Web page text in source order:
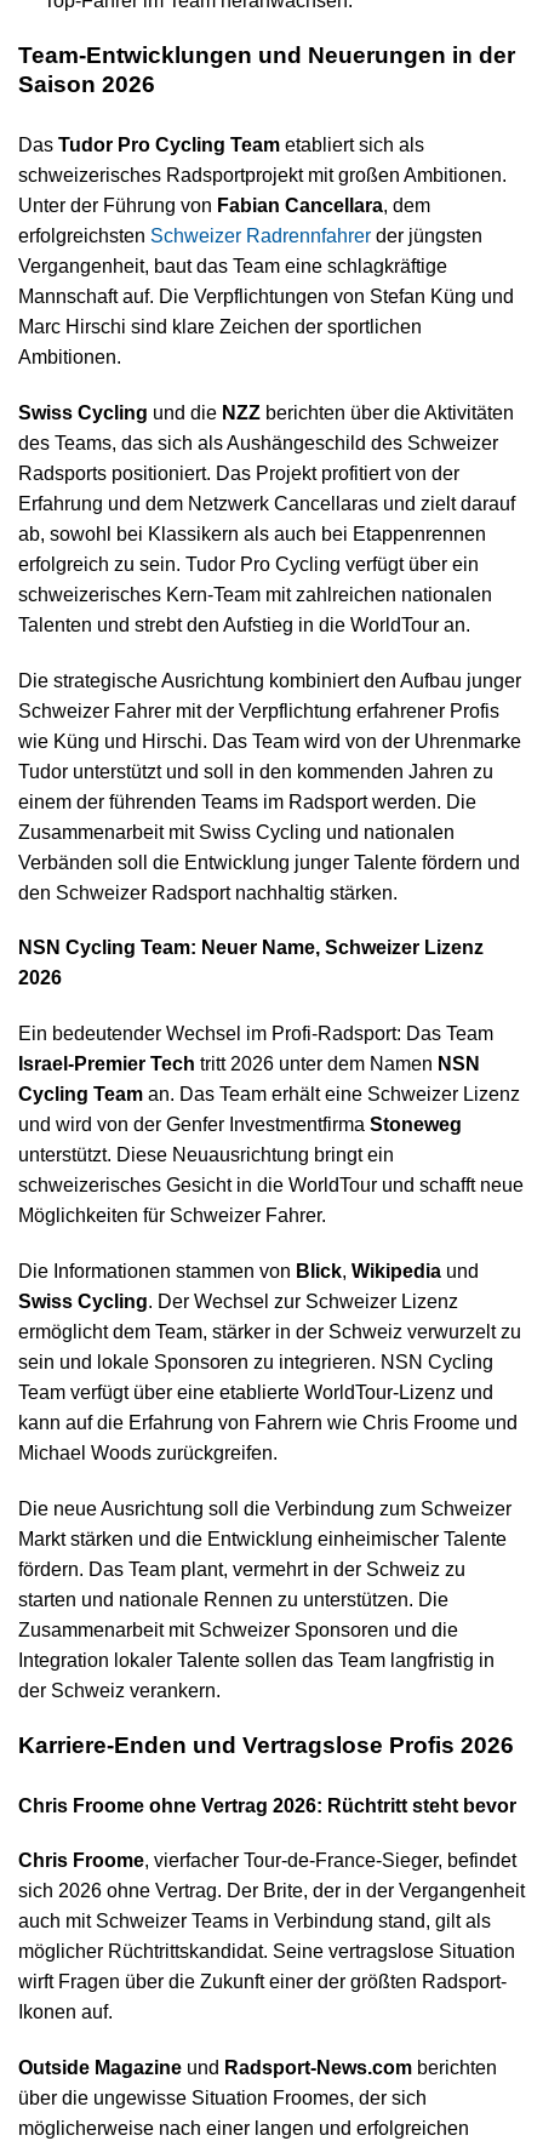
Team-Entwicklungen und Neuerungen in der
Saison 2026
Das Tudor Pro Cycling Team etabliert sich als
schweizerisches Radsportprojekt mit großen Ambitionen.
Unter der Führung von Fabian Cancellara, dem
erfolgreichsten Schweizer Radrennfahrer der jüngsten
Vergangenheit, baut das Team eine schlagkräftige
Mannschaft auf. Die Verpflichtungen von Stefan Küng und
Marc Hirschi sind klare Zeichen der sportlichen
Ambitionen.
Swiss Cycling und die NZZ berichten über die Aktivitäten
des Teams, das sich als Aushängeschild des Schweizer
Radsports positioniert. Das Projekt profitiert von der
Erfahrung und dem Netzwerk Cancellaras und zielt darauf
ab, sowohl bei Klassikern als auch bei Etappenrennen
erfolgreich zu sein. Tudor Pro Cycling verfügt über ein
schweizerisches Kern-Team mit zahlreichen nationalen
Talenten und strebt den Aufstieg in die WorldTour an.
Die strategische Ausrichtung kombiniert den Aufbau junger
Schweizer Fahrer mit der Verpflichtung erfahrener Profis
wie Küng und Hirschi. Das Team wird von der Uhrenmarke
Tudor unterstützt und soll in den kommenden Jahren zu
einem der führenden Teams im Radsport werden. Die
Zusammenarbeit mit Swiss Cycling und nationalen
Verbänden soll die Entwicklung junger Talente fördern und
den Schweizer Radsport nachhaltig stärken.
NSN Cycling Team: Neuer Name, Schweizer Lizenz
2026
Ein bedeutender Wechsel im Profi-Radsport: Das Team
Israel-Premier Tech tritt 2026 unter dem Namen NSN
Cycling Team an. Das Team erhält eine Schweizer Lizenz
und wird von der Genfer Investmentfirma Stoneweg
unterstützt. Diese Neuausrichtung bringt ein
schweizerisches Gesicht in die WorldTour und schafft neue
Möglichkeiten für Schweizer Fahrer.
Die Informationen stammen von Blick, Wikipedia und
Swiss Cycling. Der Wechsel zur Schweizer Lizenz
ermöglicht dem Team, stärker in der Schweiz verwurzelt zu
sein und lokale Sponsoren zu integrieren. NSN Cycling
Team verfügt über eine etablierte WorldTour-Lizenz und
kann auf die Erfahrung von Fahrern wie Chris Froome und
Michael Woods zurückgreifen.
Die neue Ausrichtung soll die Verbindung zum Schweizer
Markt stärken und die Entwicklung einheimischer Talente
fördern. Das Team plant, vermehrt in der Schweiz zu
starten und nationale Rennen zu unterstützen. Die
Zusammenarbeit mit Schweizer Sponsoren und die
Integration lokaler Talente sollen das Team langfristig in
der Schweiz verankern.
Karriere-Enden und Vertragslose Profis 2026
Chris Froome ohne Vertrag 2026: Rüchtritt steht bevor
Chris Froome, vierfacher Tour-de-France-Sieger, befindet
sich 2026 ohne Vertrag. Der Brite, der in der Vergangenheit
auch mit Schweizer Teams in Verbindung stand, gilt als
möglicher Rüchtrittskandidat. Seine vertragslose Situation
wirft Fragen über die Zukunft einer der größten Radsport-
Ikonen auf.
Outside Magazine und Radsport-News.com berichten
über die ungewisse Situation Froomes, der sich
möglicherweise nach einer langen und erfolgreichen